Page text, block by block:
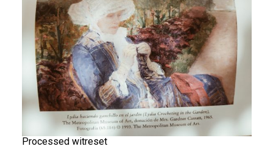
Processed witreset